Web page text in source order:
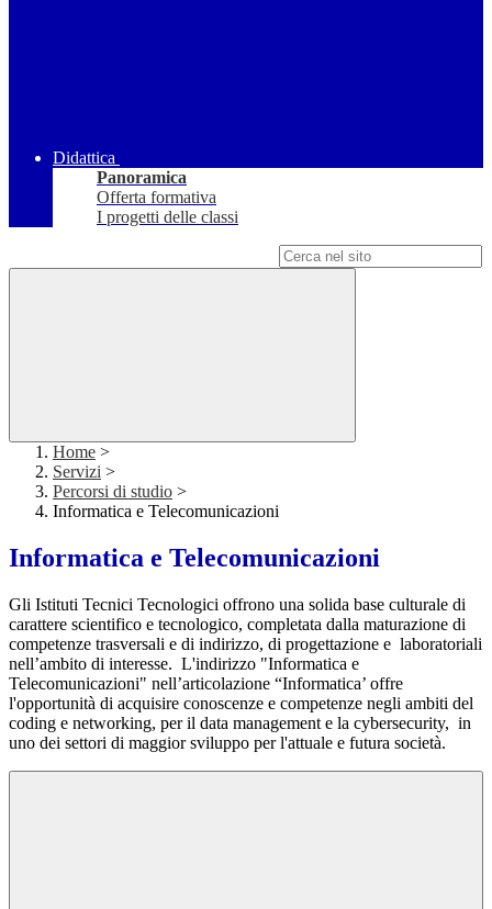
Didattica
Panoramica
Offerta formativa
I progetti delle classi
Home >
Servizi >
Percorsi di studio >
Informatica e Telecomunicazioni
Informatica e Telecomunicazioni
Gli Istituti Tecnici Tecnologici offrono una solida base culturale di
carattere scientifico e tecnologico, completata dalla maturazione di
competenze trasversali e di indirizzo, di progettazione e laboratoriali
nell’ambito di interesse. L'indirizzo "Informatica e
Telecomunicazioni" nell’articolazione “Informatica’ offre
l'opportunità di acquisire conoscenze e competenze negli ambiti del
coding e networking, per il data management e la cybersecurity, in
uno dei settori di maggior sviluppo per l'attuale e futura società.